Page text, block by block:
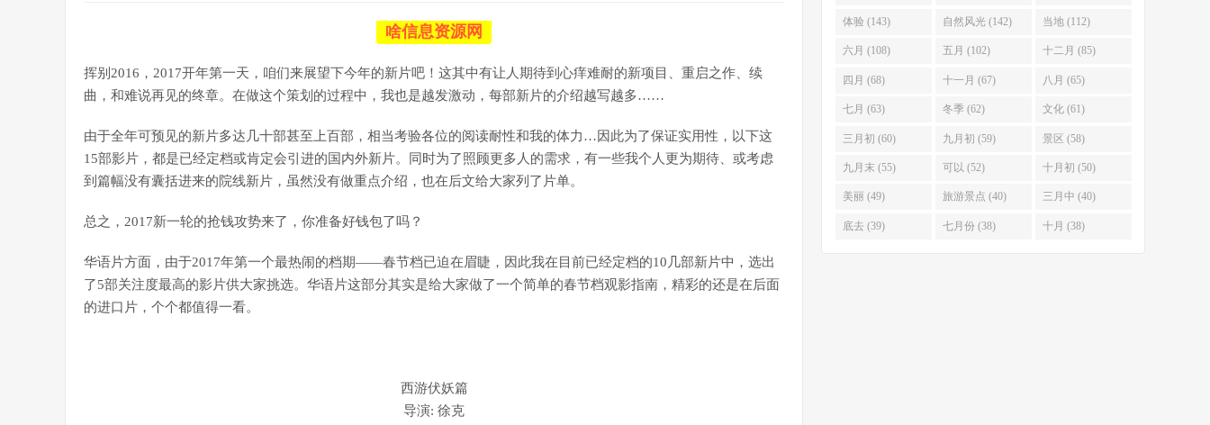
啥信息资源网
挥别2016，2017开年第一天，咱们来展望下今年的新片吧！这其中有让人期待到心痒难耐的新项目、重启之作、续
曲，和难说再见的终章。在做这个策划的过程中，我也是越发激动，每部新片的介绍越写越多……
由于全年可预见的新片多达几十部甚至上百部，相当考验各位的阅读耐性和我的体力…因此为了保证实用性，以下这
15部影片，都是已经定档或肯定会引进的国内外新片。同时为了照顾更多人的需求，有一些我个人更为期待、或考虑
到篇幅没有囊括进来的院线新片，虽然没有做重点介绍，也在后文给大家列了片单。
总之，2017新一轮的抢钱攻势来了，你准备好钱包了吗？
华语片方面，由于2017年第一个最热闹的档期——春节档已迫在眉睫，因此我在目前已经定档的10几部新片中，选出
了5部关注度最高的影片供大家挑选。华语片这部分其实是给大家做了一个简单的春节档观影指南，精彩的还是在后面
的进口片，个个都值得一看。
西游伏妖篇
导演: 徐克
体验 (143) 自然风光 (142) 当地 (112)
六月 (108) 五月 (102) 十二月 (85)
四月 (68) 十一月 (67) 八月 (65)
七月 (63) 冬季 (62) 文化 (61)
三月初 (60) 九月初 (59) 景区 (58)
九月末 (55) 可以 (52) 十月初 (50)
美丽 (49) 旅游景点 (40) 三月中 (40)
底去 (39) 七月份 (38) 十月 (38)